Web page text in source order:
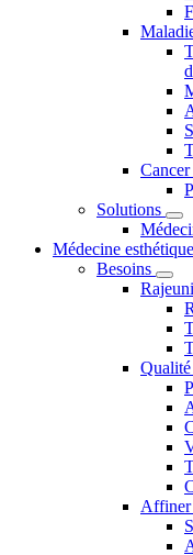
Cancer
Solutions
Médecine esthétique
Besoins
Qualité
Affiner